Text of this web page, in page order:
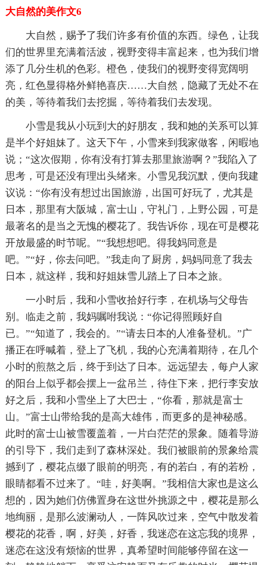
大自然的美作文6
大自然，赐予了我们许多有价值的东西。绿色，让我
们的世界里充满着活波，视野变得丰富起来，也为我们增
添了几分生机的色彩。橙色，使我们的视野变得宽阔明
亮，红色显得格外鲜艳喜庆……大自然，隐藏了无处不在
的美，等待着我们去挖掘，等待着我们去发现。
小雪是我从小玩到大的好朋友，我和她的关系可以算
是半个好姐妹了。这天下午，小雪来到我家做客，闲暇地
说；“这次假期，你有没有打算去那里旅游啊？”我陷入了
思考，可是还没有理出头绪来。小雪见我沉默，便向我建
议说：“你有没有想过出国旅游，出国可好玩了，尤其是
日本，那里有大阪城，富士山，守礼门，上野公园，可是
最著名的是当之无愧的樱花了。我告诉你，现在可是樱花
开放最盛的时节呢。”“我想想吧。得我妈同意是
吧。”“好，你去问吧。”我走向了厨房，妈妈同意了我去
日本，就这样，我和好姐妹雪儿踏上了日本之旅。
一小时后，我和小雪收拾好行李，在机场与父母告
别。临走之前，我妈嘱咐我说：“你记得照顾好自
已。”“知道了，我会的。”“请去日本的人准备登机。”广
播正在呼喊着，登上了飞机，我的心充满着期待，在几个
小时的煎熬之后，终于到达了日本。远远望去，每户人家
的阳台上似乎都会摆上一盆吊兰，待住下来，把行李安放
好之后，我和小雪坐上了大巴士，“你看，那就是富士
山。”富士山带给我的是高大雄伟，而更多的是神秘感。
此时的富士山被雪覆盖着，一片白茫茫的景象。随着导游
的引导下，我们走到了森林深处。我们被眼前的景象给震
撼到了，樱花点缀了眼前的明亮，有的若白，有的若粉，
眼睛都看不过来了。“哇，好美啊。”我相信大家也是这么
想的，因为她们仿佛置身在这世外挑源之中，樱花是那么
地绚丽，是那么波澜动人，一阵风吹过来，空气中散发着
樱花的花香，啊，好美，好香，我迷恋在这忘我的境界，
迷恋在这没有烦恼的世界，真希望时间能够停留在这一